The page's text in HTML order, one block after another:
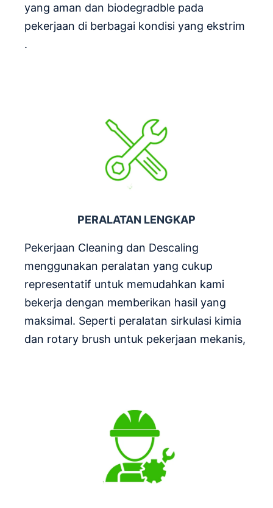
yang aman dan biodegradble pada
pekerjaan di berbagai kondisi yang ekstrim
.
PERALATAN LENGKAP
Pekerjaan Cleaning dan Descaling
menggunakan peralatan yang cukup
representatif untuk memudahkan kami
bekerja dengan memberikan hasil yang
maksimal. Seperti peralatan sirkulasi kimia
dan rotary brush untuk pekerjaan mekanis,